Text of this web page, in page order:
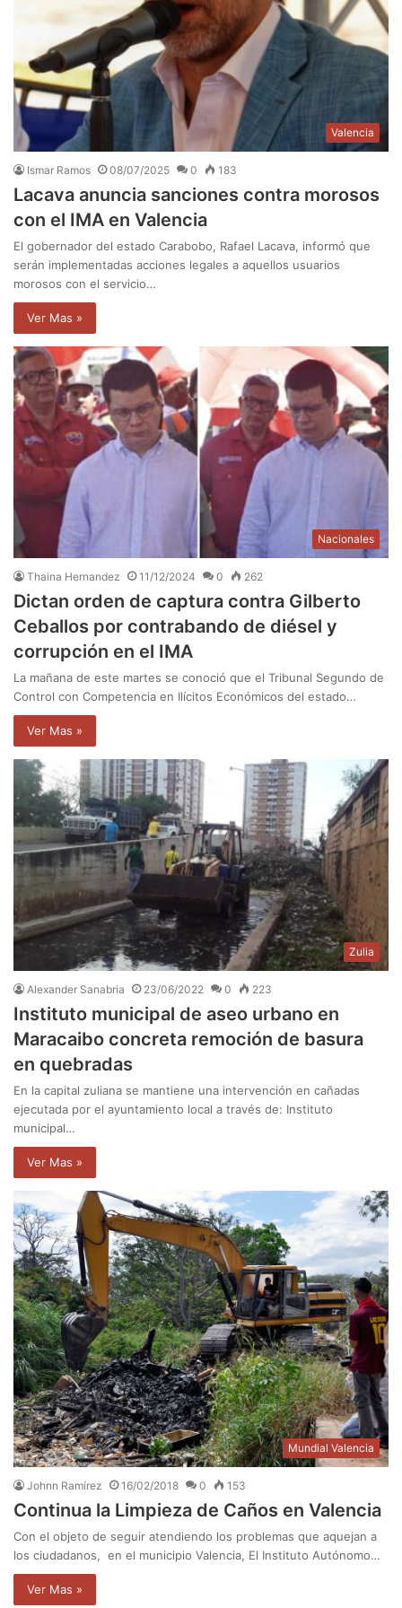
Valencia
Ismar Ramos 08/07/2025 0 183
Lacava anuncia sanciones contra morosos
con el IMA en Valencia
El gobernador del estado Carabobo, Rafael Lacava, informó que
serán implementadas acciones legales a aquellos usuarios
morosos con el servicio…
Ver Mas »
Nacionales
Thaina Hernandez 11/12/2024 0 262
Dictan orden de captura contra Gilberto
Ceballos por contrabando de diésel y
corrupción en el IMA
La mañana de este martes se conoció que el Tribunal Segundo de
Control con Competencia en Ilícitos Económicos del estado…
Ver Mas »
Zulia
Alexander Sanabria 23/06/2022 0 223
Instituto municipal de aseo urbano en
Maracaibo concreta remoción de basura
en quebradas
En la capital zuliana se mantiene una intervención en cañadas
ejecutada por el ayuntamiento local a través de: Instituto
municipal…
Ver Mas »
Mundial Valencia
Johnn Ramírez 16/02/2018 0 153
Continua la Limpieza de Caños en Valencia
Con el objeto de seguir atendiendo los problemas que aquejan a
los ciudadanos, en el municipio Valencia, El Instituto Autónomo…
Ver Mas »